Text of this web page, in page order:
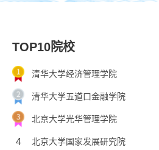
TOP10院校
清华大学经济管理学院
清华大学五道口金融学院
北京大学光华管理学院
4 北京大学国家发展研究院